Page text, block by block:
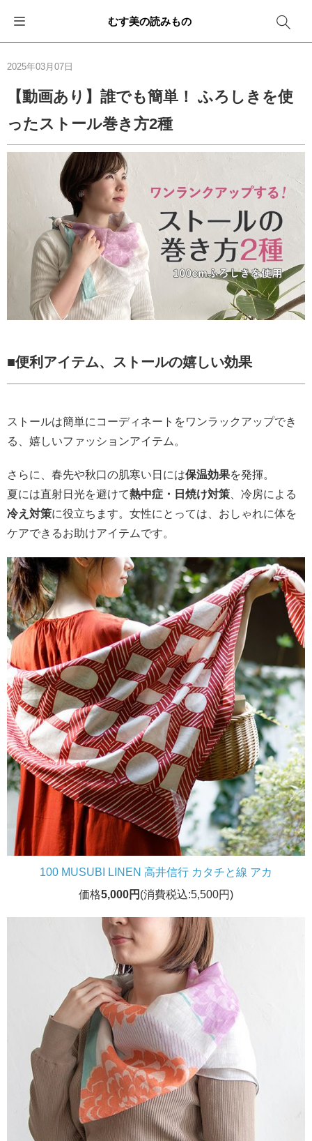
むす美の読みもの
2025年03月07日
【動画あり】誰でも簡単！ ふろしきを使
ったストール巻き方2種
■便利アイテム、ストールの嬉しい効果
ストールは簡単にコーディネートをワンラックアップでき
る、嬉しいファッションアイテム。
さらに、春先や秋口の肌寒い日には保温効果を発揮。
夏には直射日光を避けて熱中症・日焼け対策 、冷房による
冷え対策に役立ちます。女性にとっては、おしゃれに体を
ケアできるお助けアイテムです。
100 MUSUBI LINEN 高井信行 カタチと線 アカ
価格5,000円 (消費税込:5,500円)
イベント・キャンペーン
新商品
メディア情報
エコバッグ
おしゃれコーデバッグ
収納にもなるバッグ
箱を包む
お酒を包む
一番人気「花包み」
簡単「バッグアレンジ」
その他
ファッション
インテリア
アウトドア
ママ・子育て
旅行
防災
卒業・入学
退職・異動
海外の方へ